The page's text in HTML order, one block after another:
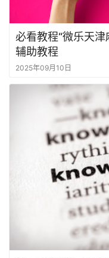
必看教程“微乐天
辅助教程
2025年09月10日